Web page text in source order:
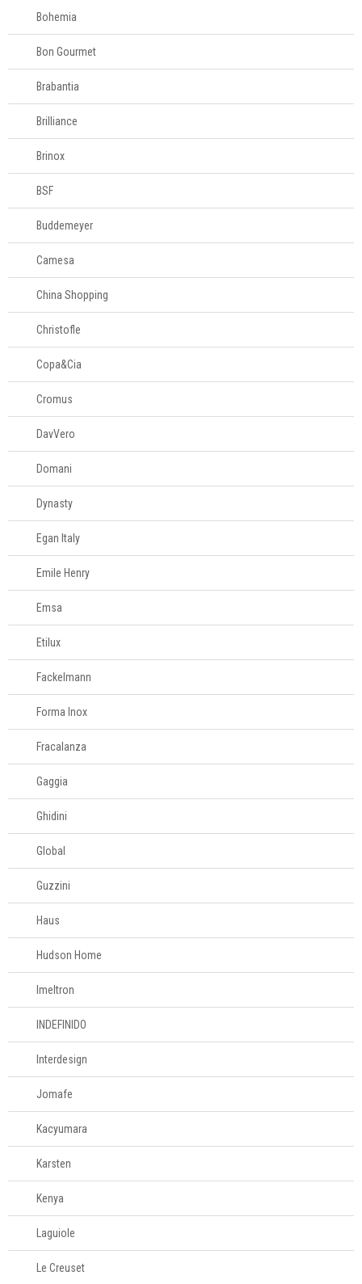
Bohemia
Bon Gourmet
Brabantia
Brilliance
Brinox
BSF
Buddemeyer
Camesa
China Shopping
Christofle
Copa&Cia
Cromus
DavVero
Domani
Dynasty
Egan Italy
Emile Henry
Emsa
Etilux
Fackelmann
Forma Inox
Fracalanza
Gaggia
Ghidini
Global
Guzzini
Haus
Hudson Home
Imeltron
INDEFINIDO
Interdesign
Jomafe
Kacyumara
Karsten
Kenya
Laguiole
Le Creuset